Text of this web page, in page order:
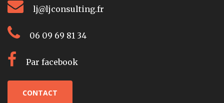
lj@ljconsulting.fr
06 09 69 81 34
Par facebook
CONTACT